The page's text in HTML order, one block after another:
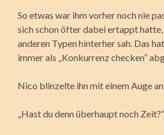
So etwas war ihm vorher noch nie
sich schon öfter dabei ertappt
anderen Typen hinterher sah. Das
immer als „Konkurrenz checken“
Nico blinzelte ihn mit einem Auge an.
„Hast du denn überhaupt noch Zeit?“